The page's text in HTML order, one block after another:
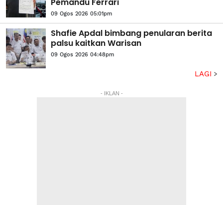
09 Ogos 2026 05:01pm
Shafie Apdal bimbang penularan berita
palsu kaitkan Warisan
09 Ogos 2026 04:48pm
LAGI
- IKLAN -